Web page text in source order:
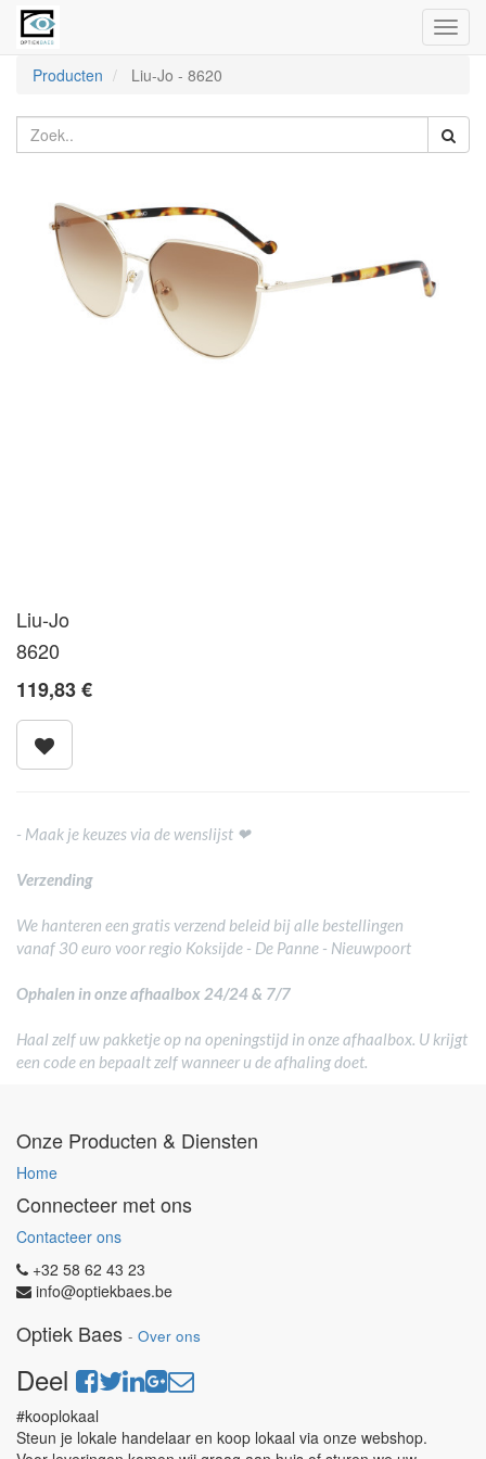
Producten
Liu-Jo - 8620
Liu-Jo
8620
119,83€
- Maak je keuzes via de wenslijst ❤
Verzending
We hanteren een gratis verzend beleid bij alle bestellingen
vanaf 30 euro voor regio Koksijde - De Panne - Nieuwpoort
Ophalen in onze afhaalbox 24/24 & 7/7
Haal zelf uw pakketje op na openingstijd in onze afhaalbox. U krijgt
een code en bepaalt zelf wanneer u de afhaling doet.
Onze Producten & Diensten
Home
Connecteer met ons
Contacteer ons
+32 58 62 43 23
info@optiekbaes.be
Optiek Baes - Over ons
Deel
#kooplokaal
Steun je lokale handelaar en koop lokaal via onze webshop.